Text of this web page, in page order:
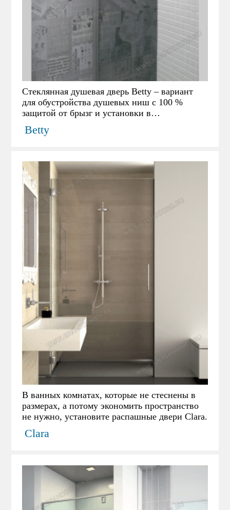
Стеклянная душевая дверь Betty – вариант
для обустройства душевых ниш с 100 %
защитой от брызг и установки в
неподготовленный проем. Легкая установка в
нише, выложенной кафельной плиткой.
Betty
В ванных комнатах, которые не стеснены в
размерах, а потому экономить пространство
не нужно, установите распашные двери Clara.
Clara